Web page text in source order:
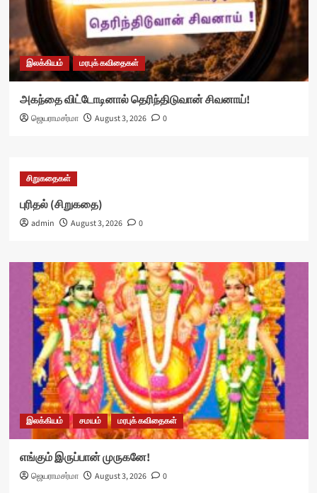
இலக்கியம் மரபுக் கவிதைகள்
அகந்தை விட்டோடினால் தெரிந்திடுவான் சிவனாய்!
ஜெயராமசர்மா August 3, 2026 0
சிறுகதைகள்
புரிதல் (சிறுகதை)
admin August 3, 2026 0
இலக்கியம் சமயம் மரபுக் கவிதைகள்
எங்கும் இருப்பான் முருகனே!
ஜெயராமசர்மா August 3, 2026 0